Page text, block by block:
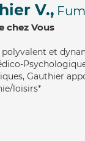
V.,
chez Vous
polyvalent et
Gauthier
loisirs*